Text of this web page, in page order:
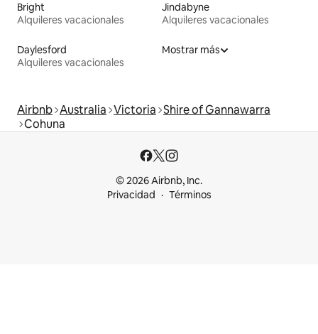
Bright
Alquileres vacacionales
Jindabyne
Alquileres vacacionales
Daylesford
Alquileres vacacionales
Mostrar más
Airbnb Australia Victoria Shire of Gannawarra
Cohuna
© 2026 Airbnb, Inc.
Privacidad
Términos